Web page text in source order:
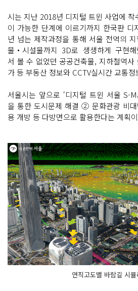
시는 지난 2018년 디지털 트윈 사업에 착
이 가능한 단계에 이르기까지 한국판 디
년 넘는 제작과정을 통해 서울 전역의
물‧시설물까지 3D로 생생하게 구현
서 볼 수 없었던 공공건축물, 지하철역사
가 등 부동산 정보와 CCTV실시간 교통
서울시는 앞으로 ‘디지털 트윈 서울 S-
을 통한 도시문제 해결 ② 문화관광 비
용 개방 등 다방면으로 활용한다는 계획
연직고도별 바람길 시뮬